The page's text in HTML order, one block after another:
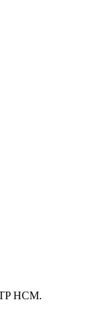
HCM.